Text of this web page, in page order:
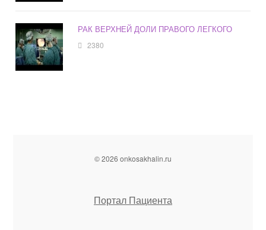
РАК ВЕРХНЕЙ ДОЛИ ПРАВОГО ЛЕГКОГО
2380
© 2026 onkosakhalin.ru
Портал Пациента